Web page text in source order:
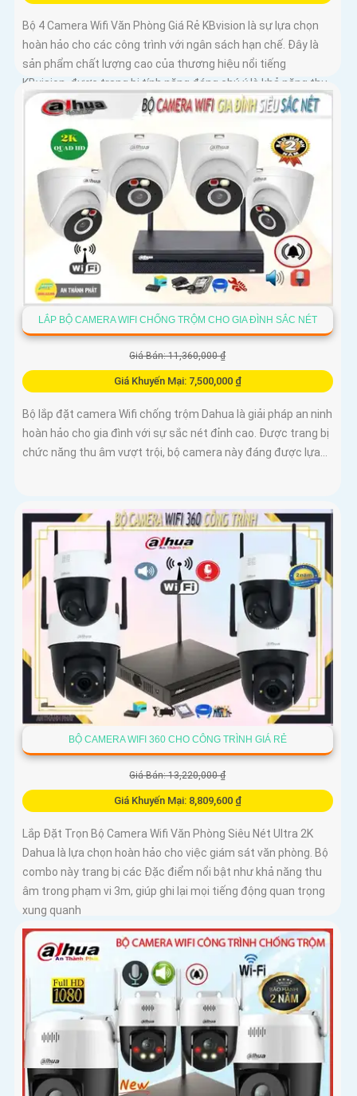
Bộ 4 Camera Wifi Văn Phòng Giá Rẻ KBvision là sự lựa chọn
hoàn hảo cho các công trình với ngân sách hạn chế. Đây là
sản phẩm chất lượng cao của thương hiệu nổi tiếng
KBvision, được trang bị tính năng đáng chú ý là khả năng thu
âm và loa tích hợp
LẮP BỘ CAMERA WIFI CHỐNG TRỘM CHO GIA ĐÌNH SẮC NÉT
Giá Bán: 11,360,000 ₫
Giá Khuyến Mại: 7,500,000 ₫
Bộ lắp đặt camera Wifi chống trộm Dahua là giải pháp an ninh
hoàn hảo cho gia đình với sự sắc nét đỉnh cao. Được trang bị
chức năng thu âm vượt trội, bộ camera này đáng được lựa...
BỘ CAMERA WIFI 360 CHO CÔNG TRÌNH GIÁ RẺ
Giá Bán: 13,220,000 ₫
Giá Khuyến Mại: 8,809,600 ₫
Lắp Đặt Trọn Bộ Camera Wifi Văn Phòng Siêu Nét Ultra 2K
Dahua là lựa chọn hoàn hảo cho việc giám sát văn phòng. Bộ
combo này trang bị các Đặc điểm nổi bật như khả năng thu
âm trong phạm vi 3m, giúp ghi lại mọi tiếng động quan trọng
xung quanh